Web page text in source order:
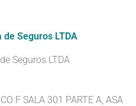
Seguros LTDA
Seguros LTDA
F SALA 301 PARTE A, ASA